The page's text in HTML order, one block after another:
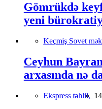
Gömrükdə
yeni
Keçmiş Sovet
Ceyhun
arxasında nə
Ekspress təhlil,